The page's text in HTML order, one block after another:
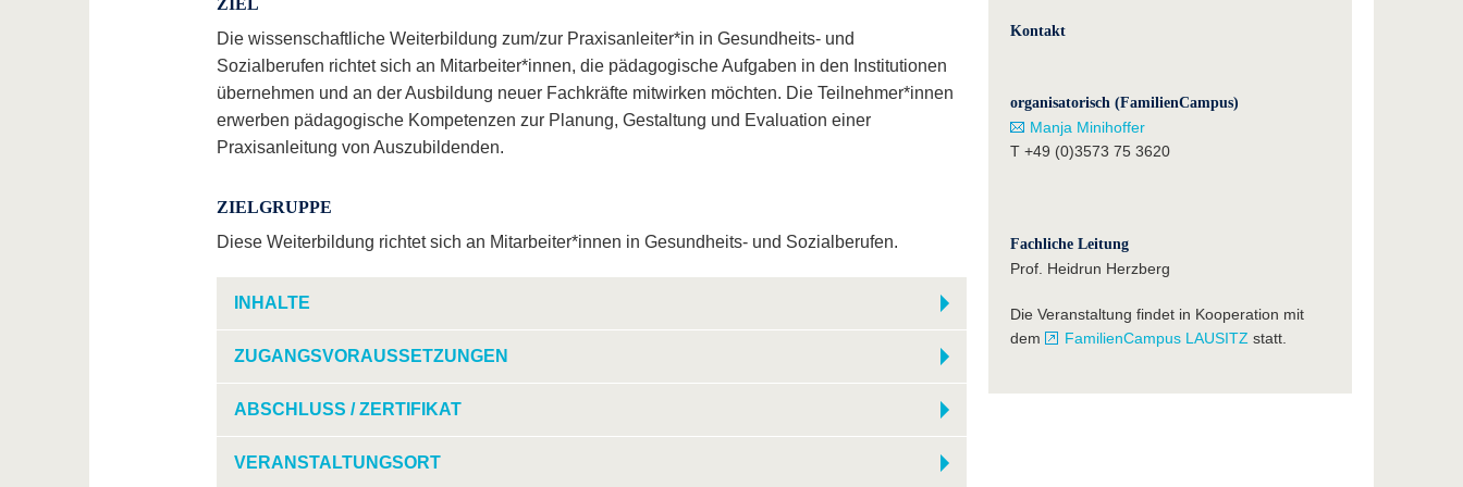
ZIEL
Die wissenschaftliche Weiterbildung zum/zur Praxisanleiter*in in Gesundheits- und
Sozialberufen richtet sich an Mitarbeiter*innen, die pädagogische Aufgaben in den Institutionen
übernehmen und an der Ausbildung neuer Fachkräfte mitwirken möchten. Die Teilnehmer*innen
erwerben pädagogische Kompetenzen zur Planung, Gestaltung und Evaluation einer
Praxisanleitung von Auszubildenden.
ZIELGRUPPE
Diese Weiterbildung richtet sich an Mitarbeiter*innen in Gesundheits- und Sozialberufen.
INHALTE
ZUGANGSVORAUSSETZUNGEN
ABSCHLUSS / ZERTIFIKAT
VERANSTALTUNGSORT
Kontakt
organisatorisch (FamilienCampus)
Manja Minihoffer
T +49 (0)3573 75 3620
Fachliche Leitung
Prof. Heidrun Herzberg
Die Veranstaltung findet in Kooperation mit
dem
FamilienCampus LAUSITZstatt.